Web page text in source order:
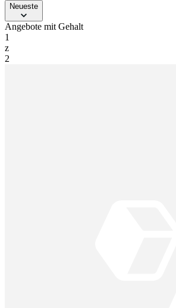
Neueste
Angebote mit Gehalt
1
z
2